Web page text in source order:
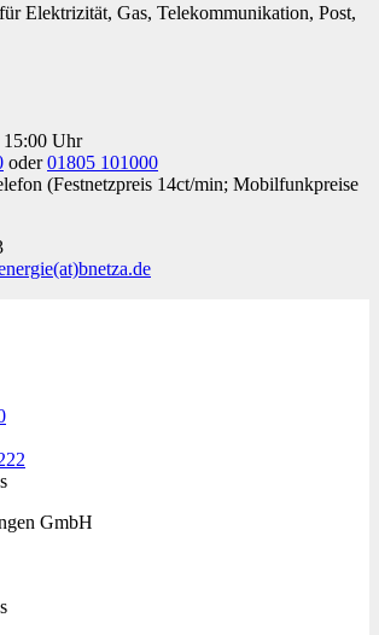
Elektrizität, Gas, Telekommunikation, Post,
Uhr
oder01805 101000
(Festnetzpreis 14ct/min; Mobilfunkpreise
(at)bnetza.de
GmbH